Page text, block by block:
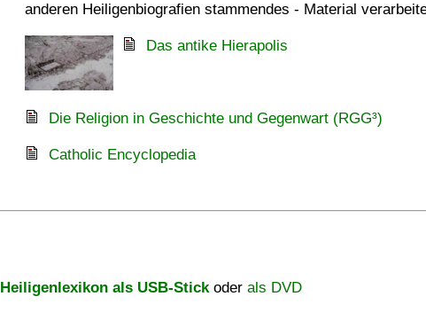
anderen Heiligenbiografien stammendes - Material
Das antike Hierapolis
Die Religion in Geschichte und Gegenwart (RGG³)
Catholic Encyclopedia
Heiligenlexikon als USB-Stickoder als DVD